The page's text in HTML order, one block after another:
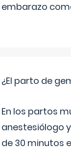
embarazo
¿El parto de
En los partos
anestesiólogo
de 30 minutos